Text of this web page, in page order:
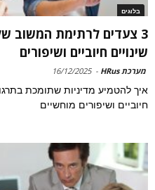
בלוגים
3 צעדים לרתימת המשוב
שינויים חיוביים ושיפורים
מערכת HRus -
16/12/2025
איך להטמיע מדיניות שתומכת
חיוביים ושיפורים מוחשיים